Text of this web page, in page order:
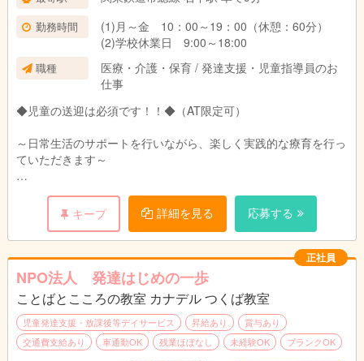
勤務時間
(1)月～金 10：00～19：00（休憩：60分）
(2)学校休業日 9:00～18:00
職種
医療・介護・保育 / 発達支援・児童指導員のお
仕事
◆児童の送迎は必須です！！◆（AT限定可）
～日常生活のサポートを行いながら、楽しく実践的な療育を行っ
ていただきます～
児童にとって放課後や休校日に安心して過ごせる場を目指し、遊
びを中心とした学びを提供していただきます。
児童たちが自分に自信が持てるよう常にバックアップしていただ
き、日々成長していく児童たちの姿を見られるのは、非常にやり
がいのあるお仕事です。
また、児童たちがいない時間は教育運営のための事務作業や、近
隣の学校、保育園・幼稚園等への営業活動を行っていただきま
す。
キープ 詳細を見る 応募する
正社員
NPO法人 発達はじめの一歩
ことばとこころの教室 カナデル つくば教室
児童発達支援・放課後等デイサービス 昇給あり
賞与あり
交通費支給あり
車通勤OK 残業ほぼなし 未経験OK ブランクOK